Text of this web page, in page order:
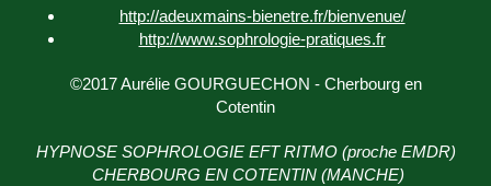
http://adeuxmains-bienetre.fr/bienvenue/
http://www.sophrologie-pratiques.fr
©2017 Aurélie GOURGUECHON - Cherbourg en
Cotentin
HYPNOSE SOPHROLOGIE EFT RITMO (proche EMDR)
CHERBOURG EN COTENTIN (MANCHE)